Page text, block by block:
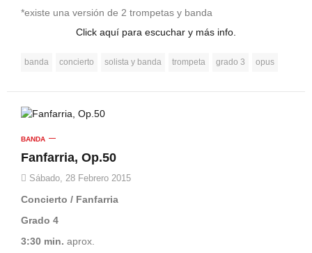
*existe una versión de 2 trompetas y banda
Click aquí para escuchar y más info.
banda concierto solista y banda trompeta grado 3 opus
BANDA
Fanfarria, Op.50
Sábado, 28 Febrero 2015
Concierto / Fanfarria
Grado 4
3:30 min. aprox.